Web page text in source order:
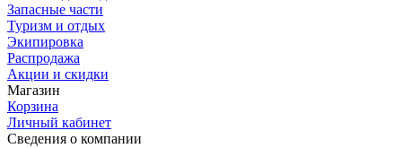
Запасные части
Туризм и отдых
Экипировка
Распродажа
Акции и скидки
Магазин
Корзина
Личный кабинет
Сведения о компании